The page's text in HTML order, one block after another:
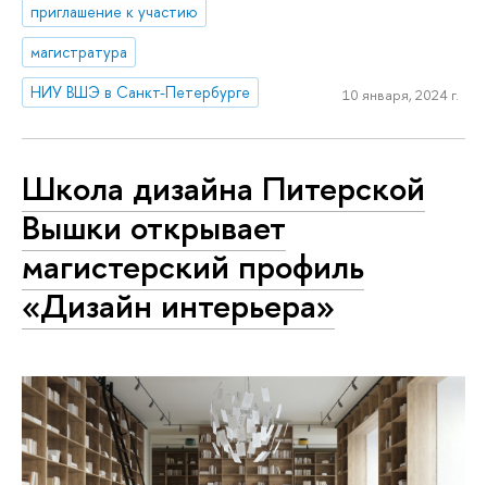
приглашение к участию
магистратура
НИУ ВШЭ в Санкт-Петербурге
10 января, 2024 г.
Школа дизайна Питерской
Вышки открывает
магистерский профиль
«Дизайн интерьера»